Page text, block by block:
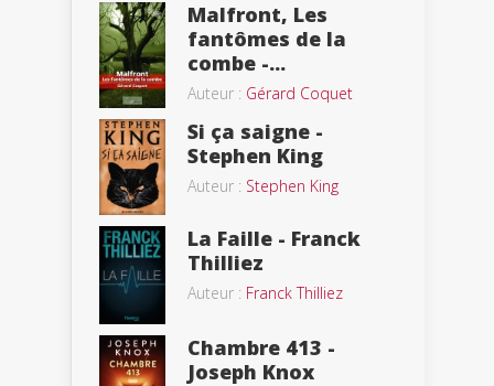
Malfront, Les
fantômes de la
combe -...
Auteur : Gérard Coquet
Si ça saigne -
Stephen King
Auteur : Stephen King
La Faille - Franck
Thilliez
Auteur : Franck Thilliez
Chambre 413 -
Joseph Knox